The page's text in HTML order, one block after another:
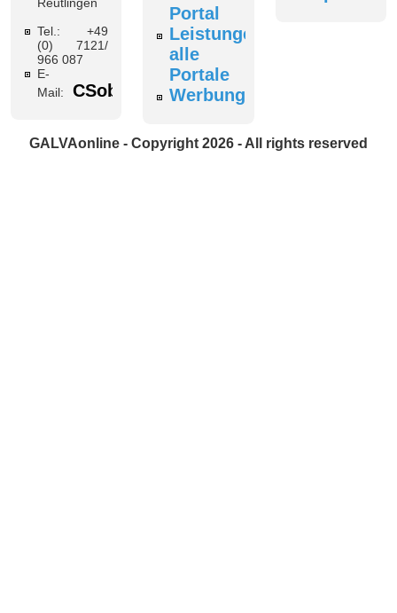
Tel.: +49
(0) 7121/
966 087
E-
Mail:
CSobottka@galvaonline.de
Portal
Leistungen
alle
Portale
Werbung
GALVAonline - Copyright 2026 - All rights reserved